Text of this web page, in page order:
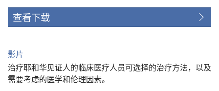
查看下载
影片
治疗耶和华见证人的临床医疗人员可选择的治疗方法，以及
需要考虑的医学和伦理因素。